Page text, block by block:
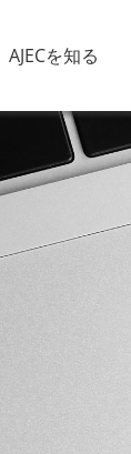
AJECを知る